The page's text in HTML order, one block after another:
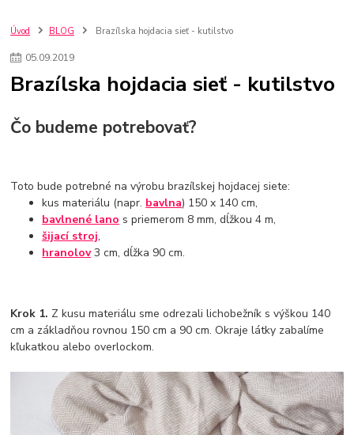
kuchynské batérie sagittarius
kuchynské batérie
kuchynské drezy sety
kúpelňové batérie
vodovodné batérie do kúpelne kuchynske
drez
vodovodné batérie blanco
vodovodné batérie do steny
čierna kúpelňová batéria
vaňa retro
voľne stojaca vaňa
retro kúpeľne
Nákup tovaru pre firmy bez DPH
Bez DPH
Ako znížiť náklady
szco nakup bez dph nakupovanie na firmu bez dph
Úvod BLOG Brazílska hojdacia sieť - kutilstvo
05.09.2019
Brazílska hojdacia sieť - kutilstvo
Čo budeme potrebovať?
Toto bude potrebné na výrobu brazílskej hojdacej siete:
kus materiálu (napr. bavlna) 150 x 140 cm,
bavlnené lano s priemerom 8 mm, dĺžkou 4 m,
šijací stroj,
hranolov3 cm, dĺžka 90 cm.
Krok 1. Z kusu materiálu sme odrezali lichobežník s výškou 140
cm a základňou rovnou 150 cm a 90 cm. Okraje látky zabalíme
kľukatkou alebo overlockom.